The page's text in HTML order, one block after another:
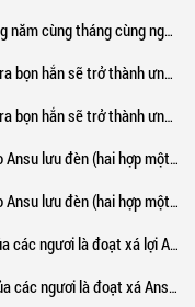
tháng cùng ngày (Hai hợp một) (2)
ưng khuyển của ta (hai hợp một) (1)
ưng khuyển của ta (hai hợp một) (2)
lưu đèn (hai hợp một) (1)
lưu đèn (hai hợp một) (2)
xá lợi Ansu, hắn ba! (hai hợp một) (1)
xá Ansu, Arthur và Liszt! (Hai hợp một) (2)